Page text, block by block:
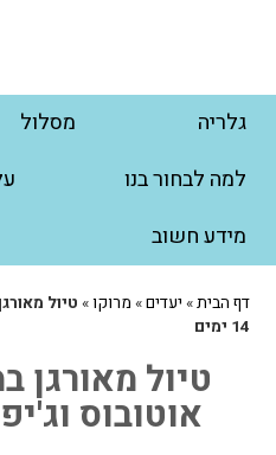
גלריה מסלול
למה לבחור בנו
מידע חשוב
דף הבית» יעדים» מרוקו» טיול
14 ימים
טיול מאורגן
אוטובוס וג'יפים |